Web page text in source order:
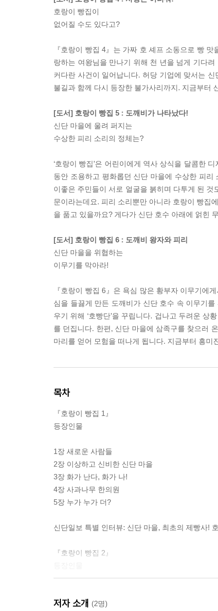
호랑이 빵집이
없어질 수도 있다고?
『호랑이 빵집 4』는 가짜 호 셰프 소동으로 빵
랑하는 여왕님을 만나기 위해 천 년을 넘게 기다
커다란 사건이 일어납니다. 허당 기업에 맞서는
불길과 함께 다시 등장한 불가사리까지. 지금부터
[도서] 호랑이 빵집 5 : 도깨비가 나타났다!
신단 마을에 울려 퍼지는
수상한 피리 소리의 정체는?
‘호랑이 빵집’은 어린이에게 역사 상식을 달콤한
동안 조용하고 평화롭던 신단 마을에 수상한 피
이좋은 주민들이 서로 얼굴을 붉히며 다투게 된
문이라는데요. 피리 소리뿐만 아니라 호랑이 빵집
을 품고 있을까요? 게다가 신단 호수 아래에 얽
[도서] 호랑이 빵집 6 : 도깨비 왕자와 피리
신단 마을을 위협하는
이무기를 막아라!
『호랑이 빵집 6』은 욕심 많은 황부자 이무기에
심을 들끓게 만든 도깨비가 신단 호수 속 이무기
우기 위해 ‘호빵단’을 꾸립니다. 겁나고 두려운
를 던집니다. 한편, 신단 마을에 삼족구를 찾으러
마리를 얻어 모험을 떠나게 됩니다. 지금부터 흥미
목차
『호랑이 빵집 1』
등장인물
1장 새로운 사람들
2장 이상하고 신비한 신단 마을
3장 화가 난다, 화가 나!
4장 사과나무 한의원
5장 누가 누가 더?
신단일보 특별 인터뷰: 신단 마을, 최초의 제빵사!
『호랑이 빵집 2』
2장 청동 방울 도난 사건
저자 소개 (2명)